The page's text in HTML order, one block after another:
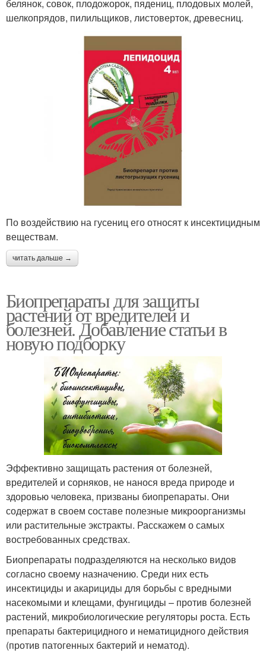
белянок, совок, плодожорок, пядениц, плодовых молей,
шелкопрядов, пилильщиков, листоверток, древесниц.
По воздействию на гусениц его относят к инсектицидным
веществам.
читать дальше →
Биопрепараты для защиты
растений от вредителей и
болезней. Добавление статьи в
новую подборку
Эффективно защищать растения от болезней,
вредителей и сорняков, не нанося вреда природе и
здоровью человека, призваны биопрепараты. Они
содержат в своем составе полезные микроорганизмы
или растительные экстракты. Расскажем о самых
востребованных средствах.
Биопрепараты подразделяются на несколько видов
согласно своему назначению. Среди них есть
инсектициды и акарициды для борьбы с вредными
насекомыми и клещами, фунгициды – против болезней
растений, микробиологические регуляторы роста. Есть
препараты бактерицидного и нематицидного действия
(против патогенных бактерий и нематод).